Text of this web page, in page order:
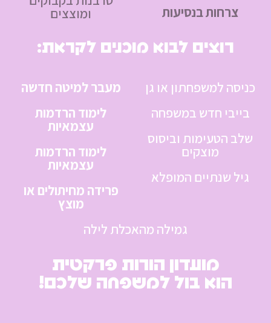
צרחות בנסיעות
ומוצצים
רוצים לבוא מוכנים לקראת:
כניסה למשפחתון או גן
בייבי חדש במשפחה
שלב הטעימות וביסוס
מוצקים
גיל שנתיים המופלא
מעבר למיטה חדשה
לימוד הרדמות
עצמאיות
לימוד הרדמות
עצמאיות
פרידה מחיתולים או
מוצץ
גמילה מהאכלת לילה
מועדון הורות פרקטית
הוא בול למשפחה שלכם!